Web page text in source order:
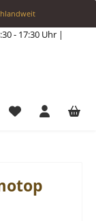
- 17:30 Uhr |
Du hast 0